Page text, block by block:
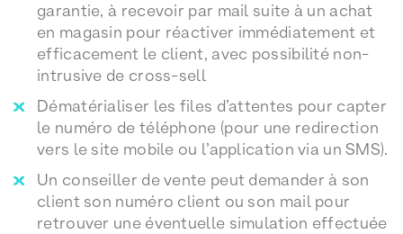
garantie, à recevoir par mail suite à un achat
en magasin pour réactiver immédiatement et
efficacement le client, avec possibilité non-
intrusive de cross-sell
Dématérialiser les files d’attentes pour capter
le numéro de téléphone (pour une redirection
vers le site mobile ou l’application via un SMS).
Un conseiller de vente peut demander à son
client son numéro client ou son mail pour
retrouver une éventuelle simulation effectuée